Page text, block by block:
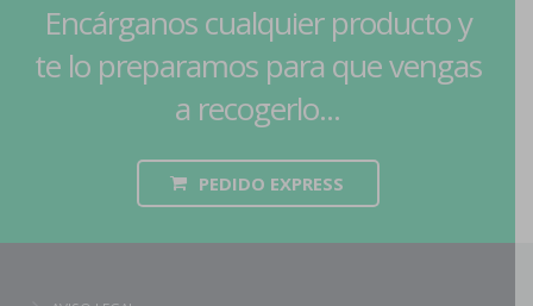
Encárganos cualquier producto y
te lo preparamos para que vengas
a recogerlo...
PEDIDO EXPRESS